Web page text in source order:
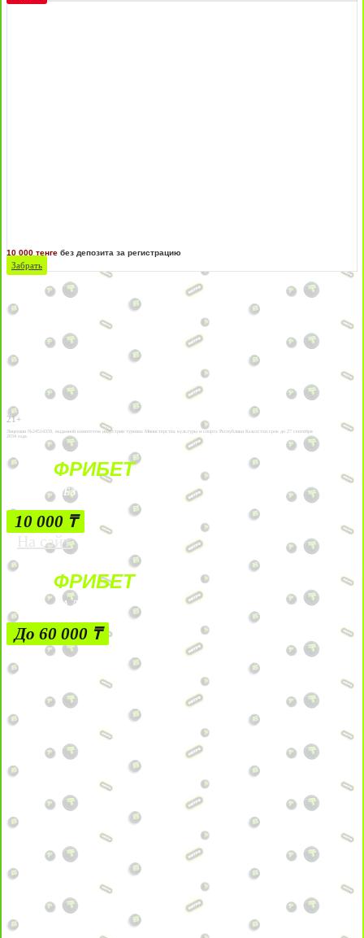
10 000 тенге без депозита за регистрацию
Забрать
21+
Лицензии №24514359, выданной комитетом индустрии туризма Министерства культуры и спорта Республики Казахстан срок до 27 сентября
2034 года.
ФРИБЕТ
БЕЗ УСЛОВИЙ
10 000 ₸
На сайт
ФРИБЕТ
ЗА ДЕПОЗИТЫ
До 60 000 ₸